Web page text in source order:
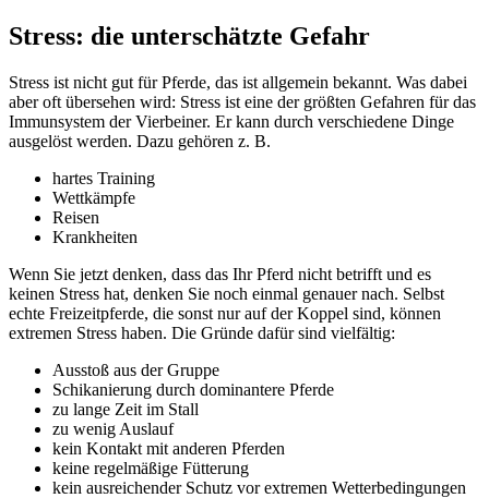
Stress: die unterschätzte Gefahr
Stress ist nicht gut für Pferde, das ist allgemein bekannt. Was dabei
aber oft übersehen wird: Stress ist eine der größten Gefahren für das
Immunsystem der Vierbeiner. Er kann durch verschiedene Dinge
ausgelöst werden. Dazu gehören z. B.
hartes Training
Wettkämpfe
Reisen
Krankheiten
Wenn Sie jetzt denken, dass das Ihr Pferd nicht betrifft und es
keinen Stress hat, denken Sie noch einmal genauer nach. Selbst
echte Freizeitpferde, die sonst nur auf der Koppel sind, können
extremen Stress haben. Die Gründe dafür sind vielfältig:
Ausstoß aus der Gruppe
Schikanierung durch dominantere Pferde
zu lange Zeit im Stall
zu wenig Auslauf
kein Kontakt mit anderen Pferden
keine regelmäßige Fütterung
kein ausreichender Schutz vor extremen Wetterbedingungen